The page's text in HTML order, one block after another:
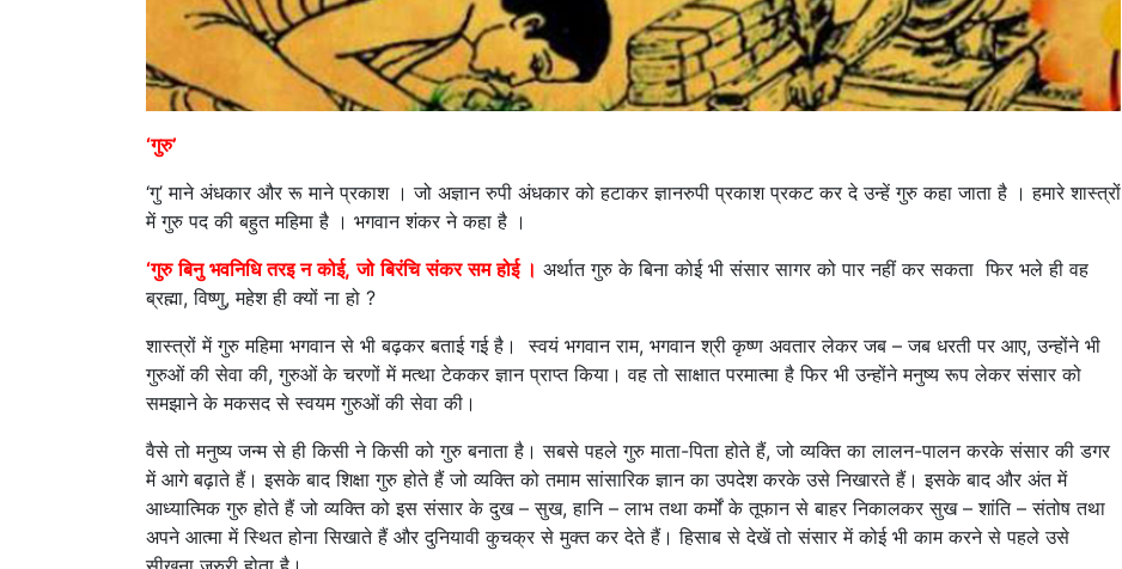
‘गुरु’
‘गु’ माने अंधकार और रू माने प्रकाश । जो अज्ञान रुपी अंधकार को हटाकर ज्ञानरुपी प्रकाश प्रकट कर दे उन्हें गुरु कहा जाता है । हमारे शास्त्रों
में गुरु पद की बहुत महिमा है । भगवान शंकर ने कहा है ।
‘गुरु बिनु भवनिधि तरइ न कोई, जो बिरंचि संकर सम होई । अर्थात गुरु के बिना कोई भी संसार सागर को पार नहीं कर सकता फिर भले ही वह
ब्रह्मा, विष्णु, महेश ही क्यों ना हो ?
शास्त्रों में गुरु महिमा भगवान से भी बढ़कर बताई गई है। स्वयं भगवान राम, भगवान श्री कृष्ण अवतार लेकर जब – जब धरती पर आए, उन्होंने भी
गुरुओं की सेवा की, गुरुओं के चरणों में मत्था टेककर ज्ञान प्राप्त किया। वह तो साक्षात परमात्मा है फिर भी उन्होंने मनुष्य रूप लेकर संसार को
समझाने के मकसद से स्वयम गुरुओं की सेवा की।
वैसे तो मनुष्य जन्म से ही किसी ने किसी को गुरु बनाता है। सबसे पहले गुरु माता-पिता होते हैं, जो व्यक्ति का लालन-पालन करके संसार की डगर
में आगे बढ़ाते हैं। इसके बाद शिक्षा गुरु होते हैं जो व्यक्ति को तमाम सांसारिक ज्ञान का उपदेश करके उसे निखारते हैं। इसके बाद और अंत में
आध्यात्मिक गुरु होते हैं जो व्यक्ति को इस संसार के दुख – सुख, हानि – लाभ तथा कर्मों के तूफान से बाहर निकालकर सुख – शांति – संतोष तथा
अपने आत्मा में स्थित होना सिखाते हैं और दुनियावी कुचक्र से मुक्त कर देते हैं। हिसाब से देखें तो संसार में कोई भी काम करने से पहले उसे